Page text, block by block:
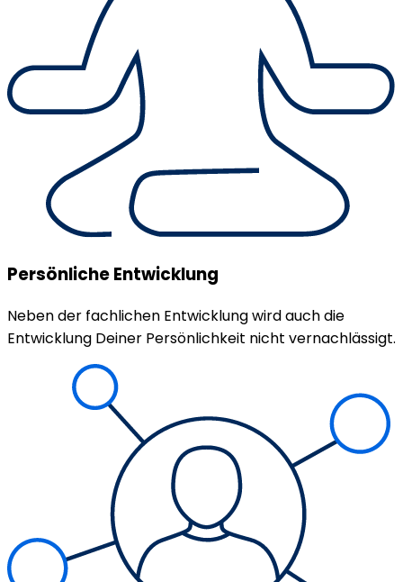
Persönliche Entwicklung
Neben der fachlichen Entwicklung wird auch die
Entwicklung Deiner Persönlichkeit nicht vernachlässigt.